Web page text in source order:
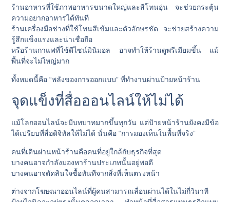
ร้านอาหารที่ใช้ภาพอาหารขนาดใหญ่และสีโทนอุ่น จะช่วยกระตุ้น
ความอยากอาหารได้ทันที
ร้านเครื่องมือช่างที่ใช้โทนสีเข้มและตัวอักษรชัด จะช่วยสร้างความ
รู้สึกแข็งแรงและน่าเชื่อถือ
หรือร้านกาแฟที่ใช้ดีไซน์มินิมอล อาจทำให้ร้านดูพรีเมียมขึ้น แม้
พื้นที่จะไม่ใหญ่มาก
ทั้งหมดนี้คือ “พลังของการออกแบบ” ที่ทำงานผ่านป้ายหน้าร้าน
จุดแข็งที่สื่อออนไลน์ให้ไม่ได้
แม้โลกออนไลน์จะมีบทบาทมากขึ้นทุกวัน แต่ป้ายหน้าร้านยังคงมีข้อ
ได้เปรียบที่สื่อดิจิทัลให้ไม่ได้ นั่นคือ “การมองเห็นในพื้นที่จริง”
คนที่เดินผ่านหน้าร้านคือคนที่อยู่ใกล้กับธุรกิจที่สุด
บางคนอาจกำลังมองหาร้านประเภทนั้นอยู่พอดี
บางคนอาจตัดสินใจซื้อทันทีจากสิ่งที่เห็นตรงหน้า
ต่างจากโฆษณาออนไลน์ที่ผู้คนสามารถเลื่อนผ่านได้ในไม่กี่วินาที